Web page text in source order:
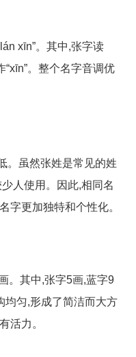
xīn”。其中,张字读
“xīn”。整个名字音调优
。虽然张姓是常见的姓
人使用。因此,相同名
字更加独特和个性化。
。其中,张字5画,蓝字9
均匀,形成了简洁而大方
活力。